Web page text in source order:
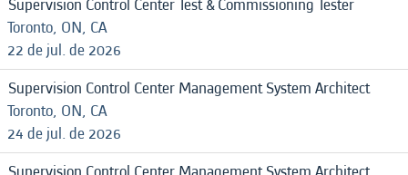
Supervision Control Center Test & Commissioning Tester
Toronto, ON, CA
22 de jul. de 2026
Supervision Control Center Management System Architect
Toronto, ON, CA
24 de jul. de 2026